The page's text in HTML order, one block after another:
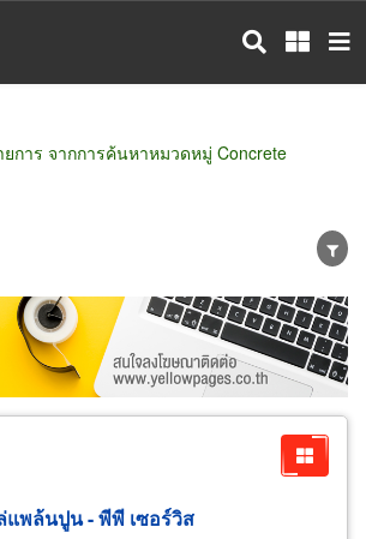
การ จากการค้นหาหมวดหมู่ Concrete
ขายปลีก ผู้ผลิต
ตัวแทนจัดจำหน่าย
ธุรกิจบริการ
พล้นปูน - พีพี เซอร์วิส